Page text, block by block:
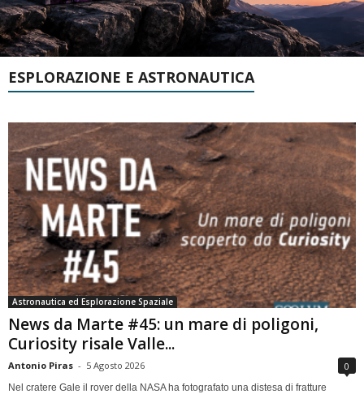
ESPLORAZIONE E ASTRONAUTICA
Astronautica ed Esplorazione Spaziale
News da Marte #45: un mare di poligoni,
Curiosity risale Valle...
Antonio Piras - 5 Agosto 2026 0
Nel cratere Gale il rover della NASA ha fotografato una distesa di fratture